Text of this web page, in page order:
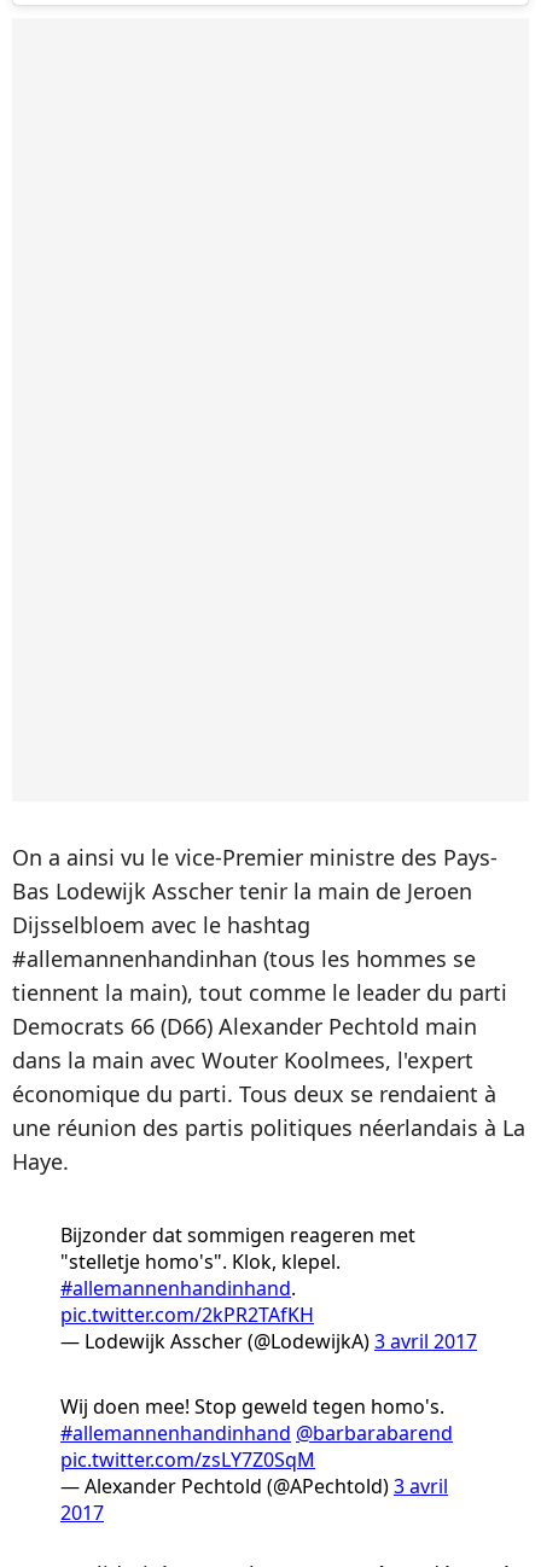
On a ainsi vu le vice-Premier ministre des Pays-
Bas Lodewijk Asscher tenir la main de Jeroen
Dijsselbloem avec le hashtag
#allemannenhandinhan (tous les hommes se
tiennent la main), tout comme le leader du parti
Democrats 66 (D66) Alexander Pechtold main
dans la main avec Wouter Koolmees, l'expert
économique du parti. Tous deux se rendaient à
une réunion des partis politiques néerlandais à La
Haye.
Bijzonder dat sommigen reageren met
"stelletje homo's". Klok, klepel.
#allemannenhandinhand.
pic.twitter.com/2kPR2TAfKH
— Lodewijk Asscher (@LodewijkA)3 avril 2017
Wij doen mee! Stop geweld tegen homo's.
#allemannenhandinhand @barbarabarend
pic.twitter.com/zsLY7Z0SqM
— Alexander Pechtold (@APechtold)3 avril
2017